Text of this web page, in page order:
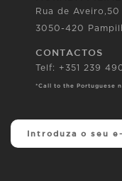
Rua de Aveiro,50
3050-420
CONTACTOS
Telf: +351 239
*Call to the Portuguese